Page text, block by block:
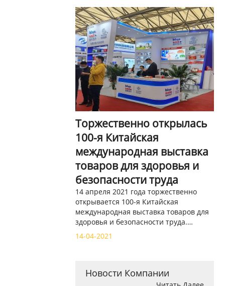
Торжественно открылась
100-я Китайская
международная выставка
товаров для здоровья и
безопасности труда
14 апреля 2021 года торжественно
открывается 100-я Китайская
международная выставка товаров для
здоровья и безопасности труда.
Компания GAUKE Healthcare Co. ,, Ltd
14-04-2021
Новости Компании